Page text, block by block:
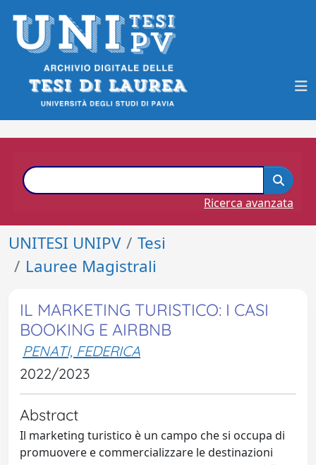
Ricerca avanzata
UNITESI UNIPV
Tesi
Lauree Magistrali
IL MARKETING TURISTICO: I CASI
BOOKING E AIRBNB
PENATI, FEDERICA
2022/2023
Abstract
Il marketing turistico è un campo che si occupa di
promuovere e commercializzare le destinazioni